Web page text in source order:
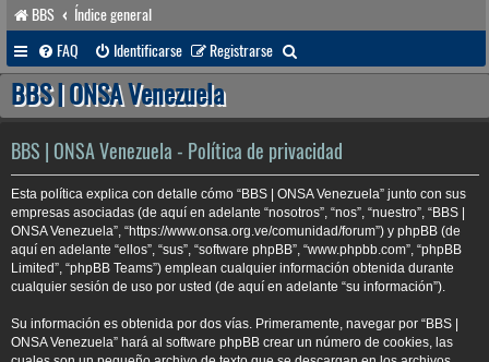
BBS
Índice general
FAQ
Identificarse Registrarse
u
a
r
BBS | ONSA Venezuela
BBS | ONSA Venezuela - Política de privacidad
Esta política explica con detalle cómo “BBS | ONSA Venezuela” junto con sus
empresas asociadas (de aquí en adelante “nosotros”, “nos”, “nuestro”, “BBS |
ONSA Venezuela”, “https://www.onsa.org.ve/comunidad/forum”) y phpBB (de
aquí en adelante “ellos”, “sus”, “software phpBB”, “www.phpbb.com”, “phpBB
Limited”, “phpBB Teams”) emplean cualquier información obtenida durante
cualquier sesión de uso por usted (de aquí en adelante “su información”).
Su información es obtenida por dos vías. Primeramente, navegar por “BBS |
ONSA Venezuela” hará al software phpBB crear un número de cookies, las